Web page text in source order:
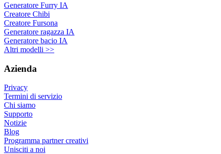
Generatore Furry IA
Creatore Chibi
Creatore Fursona
Generatore ragazza IA
Generatore bacio IA
Altri modelli >>
Azienda
Privacy
Termini di servizio
Chi siamo
Supporto
Notizie
Blog
Programma partner creativi
Unisciti a noi